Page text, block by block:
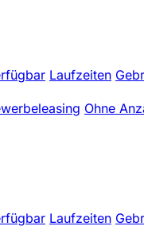
Laufzeiten
Ohne
Laufzeiten